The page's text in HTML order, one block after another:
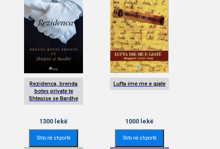
Rezidenca, brenda
botes private te
Shtepise se Bardhe
1300 lekë
Shto në shportë
Lufta ime me e gjate
1000 lekë
Shto në shportë